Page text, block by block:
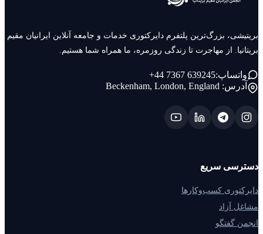
بریتیشی، بزرگ‌ترین پلتفرم دایرکتوری خدمات و جامعه آنلاین ایرانیان مقیم
بریتانیا. از مهاجرت تا زندگی روزمره، ما همراه شما هستیم.
واتساپ:+44 7367 639245
آدرس:Beckenham, London, England
دسترسی سریع
دایرکتوری کسب‌وکارها
مشاغل آزاد
انجمن گفتگو